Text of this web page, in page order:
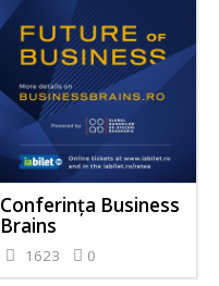
Conferința Business
Brains
1623 0